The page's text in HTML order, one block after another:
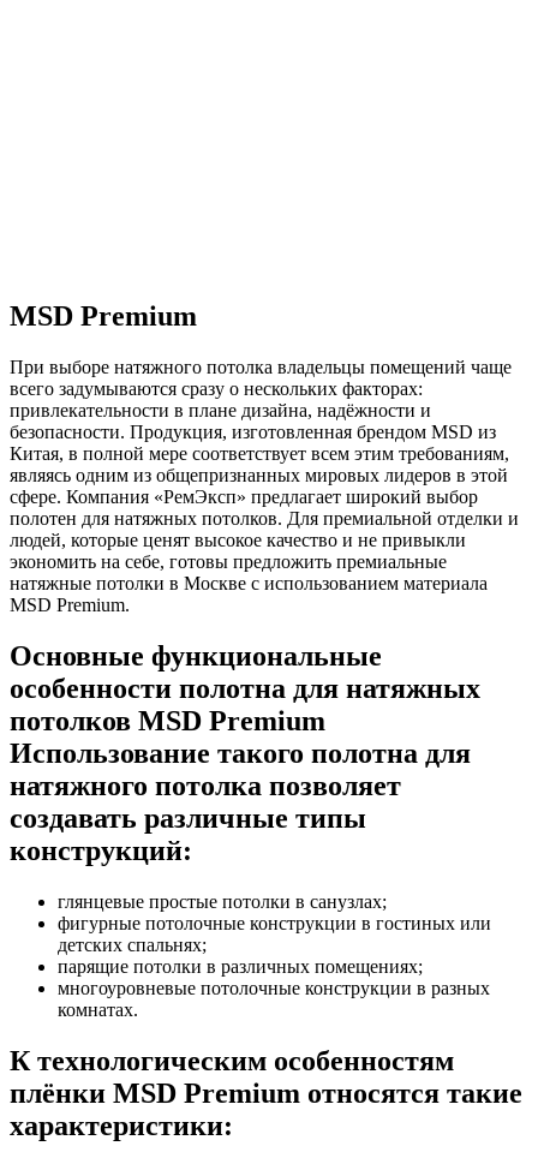
MSD Premium
При выборе натяжного потолка владельцы помещений чаще
всего задумываются сразу о нескольких факторах:
привлекательности в плане дизайна, надёжности и
безопасности. Продукция, изготовленная брендом MSD из
Китая, в полной мере соответствует всем этим требованиям,
являясь одним из общепризнанных мировых лидеров в этой
сфере. Компания «РемЭксп» предлагает широкий выбор
полотен для натяжных потолков. Для премиальной отделки и
людей, которые ценят высокое качество и не привыкли
экономить на себе, готовы предложить премиальные
натяжные потолки в Москве с использованием материала
MSD Premium.
Основные функциональные
особенности полотна для натяжных
потолков MSD Premium
Использование такого полотна для
натяжного потолка позволяет
создавать различные типы
конструкций:
глянцевые простые потолки в санузлах;
фигурные потолочные конструкции в гостиных или
детских спальнях;
парящие потолки в различных помещениях;
многоуровневые потолочные конструкции в разных
комнатах.
К технологическим особенностям
плёнки MSD Premium относятся такие
характеристики: